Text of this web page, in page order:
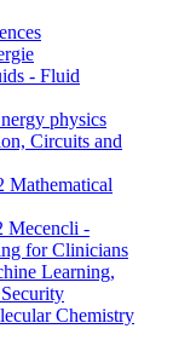
- Fluid
physics
Circuits and
-
for Clinicians
Learning,
Chemistry